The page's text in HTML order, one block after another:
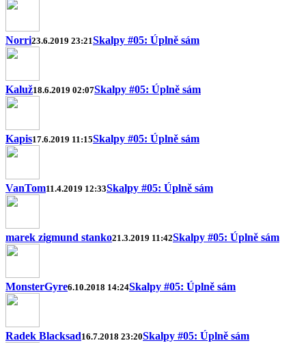
Norri23.6.2019 23:21Skalpy #05: Úplně sám
Kaluž18.6.2019 02:07Skalpy #05: Úplně sám
Kapis17.6.2019 11:15Skalpy #05: Úplně sám
VanTom11.4.2019 12:33Skalpy #05: Úplně sám
marek zigmund stanko21.3.2019 11:42Skalpy #05: Úplně sám
MonsterGyre6.10.2018 14:24Skalpy #05: Úplně sám
Radek Blacksad16.7.2018 23:20Skalpy #05: Úplně sám